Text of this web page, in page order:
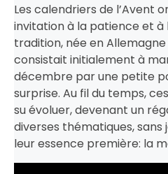
Les calendriers de l’Avent
invitation à la patience et à
tradition, née en Allemagne
consistait initialement à
décembre par une petite
surprise. Au fil du temps,
su évoluer, devenant un
diverses thématiques, sans
leur essence première: la